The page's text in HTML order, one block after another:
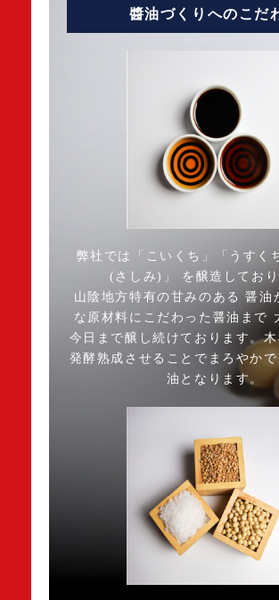
醬油づくりへのこだ
弊社では「こいくち」「うすく
(さしみ)」 を醸造しており
山陰地方特有の甘みのある 醤油
な原材料にこだわった醤油まで
今日まで醸し続けております。
発酵熟成させることでまろやか
油となります。